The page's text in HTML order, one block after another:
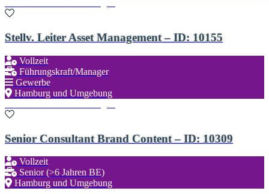
Stellv. Leiter Asset Management – ID: 10155
Vollzeit
Führungskraft/Manager
Gewerbe
Hamburg und Umgebung
Senior Consultant Brand Content – ID: 10309
Vollzeit
Senior (>6 Jahren BE)
Hamburg und Umgebung